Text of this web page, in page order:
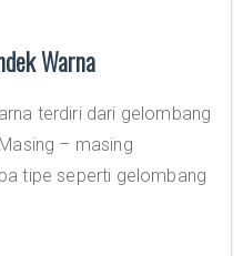
Warna
terdiri dari gelombang
– masing
tipe seperti gelombang